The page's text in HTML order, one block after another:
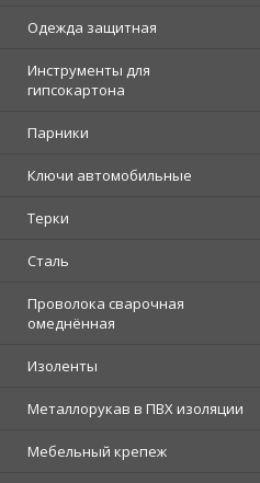
Одежда защитная
Инструменты для
гипсокартона
Парники
Ключи автомобильные
Терки
Сталь
Проволока сварочная
омеднённая
Изоленты
Металлорукав в ПВХ изоляции
Мебельный крепеж